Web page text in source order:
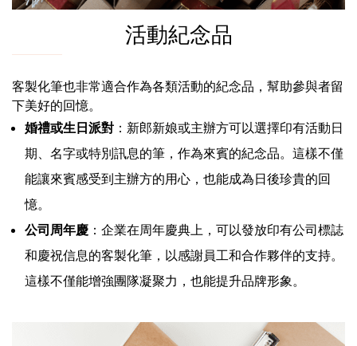
活動紀念品
客製化筆也非常適合作為各類活動的紀念品，幫助參與者留
下美好的回憶。
婚禮或生日派對 ：新郎新娘或主辦方可以選擇印有活動日
期、名字或特別訊息的筆，作為來賓的紀念品。這樣不僅
能讓來賓感受到主辦方的用心，也能成為日後珍貴的回
憶。
公司周年慶 ：企業在周年慶典上，可以發放印有公司標誌
和慶祝信息的客製化筆，以感謝員工和合作夥伴的支持。
這樣不僅能增強團隊凝聚力，也能提升品牌形象。